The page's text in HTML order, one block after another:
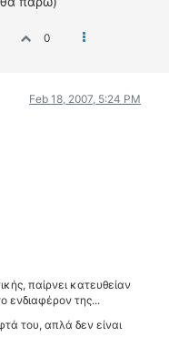
0
Feb 18, 2007, 5:24 PM
παίρνει κατευθείαν
ενδιαφέρον της...
του, απλά δεν είναι